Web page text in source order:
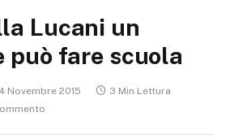
Lucani un
fare scuola
4 Novembre 2015
3 Min Lettura